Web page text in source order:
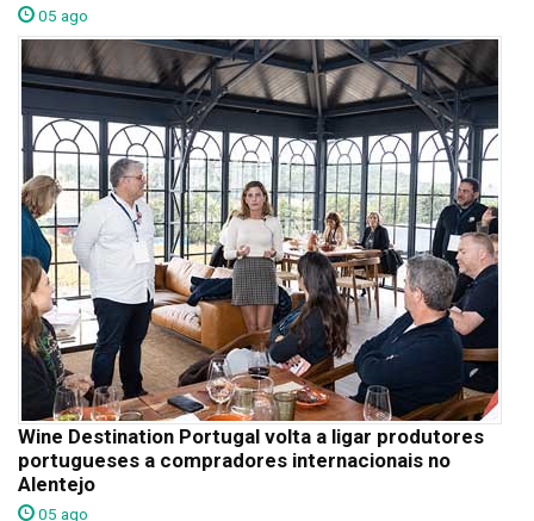
05 ago
Wine Destination Portugal volta a ligar produtores
portugueses a compradores internacionais no
Alentejo
05 ago